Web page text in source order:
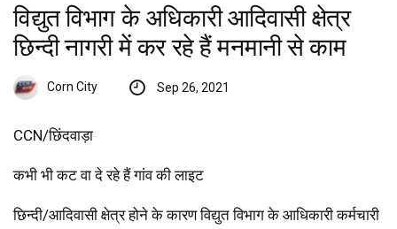
विद्युत विभाग के अधिकारी आदिवासी क्षेत्र
छिन्दी नागरी में कर रहे हैं मनमानी से काम
Corn City Sep 26, 2021
CCN/छिंदवाड़ा
कभी भी कट वा दे रहे हैं गांव की लाइट
छिन्दी/आदिवासी क्षेत्र होने के कारण विद्युत विभाग के आधिकारी कर्मचारी